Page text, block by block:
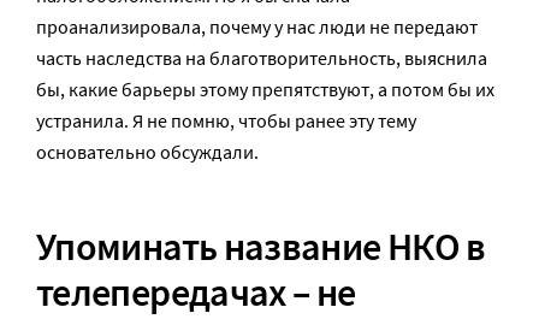
проанализировала, почему у нас люди не передают
часть наследства на благотворительность, выяснила
бы, какие барьеры этому препятствуют, а потом бы их
устранила. Я не помню, чтобы ранее эту тему
основательно обсуждали.
Упоминать название НКО в
телепередачах – не